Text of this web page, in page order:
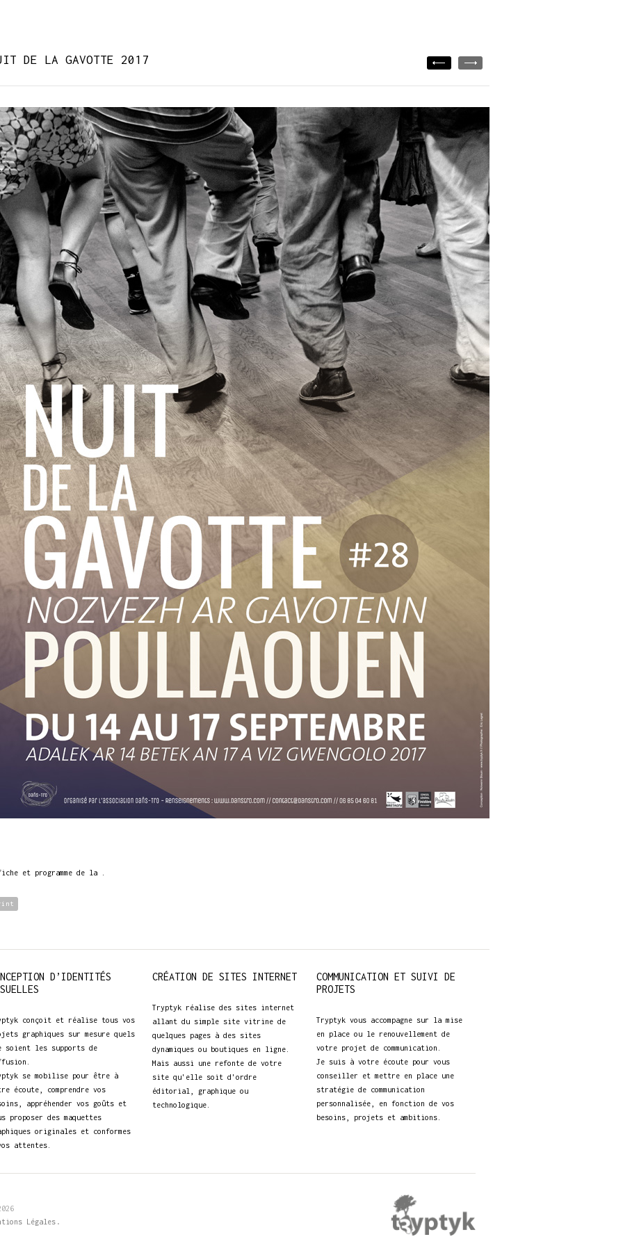
DE LA GAVOTTE 2017
et programme de la .
D’IDENTITÉS
conçoit et réalise tous vos
graphiques sur mesure quels
soient les supports de
se mobilise pour être à
écoute, comprendre vos
appréhender vos goûts et
proposer des maquettes
originales et conformes
attentes.
CRÉATION DE SITES INTERNET
Tryptyk réalise des sites internet
allant du simple site vitrine de
quelques pages à des sites
dynamiques ou boutiques en ligne.
Mais aussi une refonte de votre
site qu'elle soit d'ordre
éditorial, graphique ou
technologique.
COMMUNICATION ET SUIVI DE
PROJETS
Tryptyk vous accompagne sur la mise
en place ou le renouvellement de
votre projet de communication.
Je suis à votre écoute pour vous
conseiller et mettre en place une
stratégie de communication
personnalisée, en fonction de vos
besoins, projets et ambitions.
Légales .